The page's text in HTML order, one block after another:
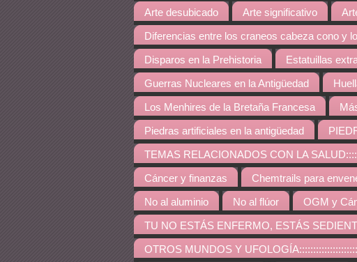
Arte desubicado Arte significativo
Diferencias entre los craneos cabeza cono y
Disparos en la Prehistoria Estatuillas
Guerras Nucleares en la Antigüedad
Los Menhires de la Bretaña Francesa
Piedras artificiales en la antigüedad
TEMAS RELACIONADOS CON LA
Cáncer y finanzas Chemtrails para
No al aluminio No al flúor OGM y
TU NO ESTÁS ENFERMO, ESTÁS
OTROS MUNDOS Y